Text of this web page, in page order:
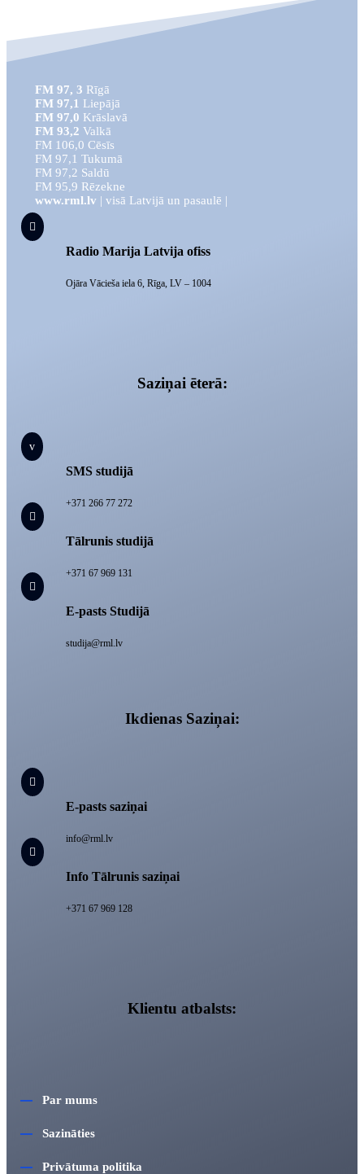
FM 97, 3 Rīgā
FM 97,1 Liepājā
FM 97,0 Krāslavā
FM 93,2Valkā
FM 106,0 Cēsīs
FM 97,1 Tukumā
FM 97,2 Saldū
FM 95,9 Rēzekne
www.rml.lv | visā Latvijā un pasaulē |

Radio Marija Latvija ofiss
Ojāra Vācieša iela 6, Rīga, LV – 1004
Saziņai ēterā:
v
SMS studijā
+371 266 77 272

Tālrunis studijā
+371 67 969 131

E-pasts Studijā
studija@rml.lv
Ikdienas Saziņai:

E-pasts saziņai
info@rml.lv

Info Tālrunis saziņai
+371 67 969 128
Klientu atbalsts:
Par mums
Sazināties
Privātuma politika